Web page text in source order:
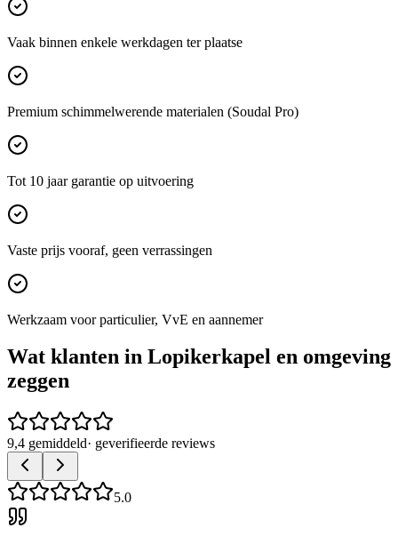
Vaak binnen enkele werkdagen ter plaatse
Premium schimmelwerende materialen (Soudal Pro)
Tot 10 jaar garantie op uitvoering
Vaste prijs vooraf, geen verrassingen
Werkzaam voor particulier, VvE en aannemer
Wat klanten in Lopikerkapel en omgeving
zeggen
9,4 gemiddeld· geverifieerde reviews
5.0